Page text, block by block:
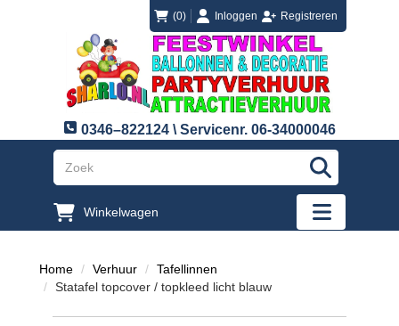
(0) loginInloggen
registreren Registreren
0346–822124 \ Servicenr. 06-34000046
"Zoeken
Winkelwagen
"Toggle
Home Verhuur
Tafellinnen
Statafel topcover / topkleed licht blauw